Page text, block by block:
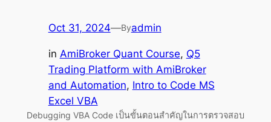
Oct 31, 2024—Byadmin
in AmiBroker Quant Course, Q5
Trading Platform with AmiBroker
and Automation, Intro to Code MS
Excel VBA
Debugging VBA Code เป็นขั้นตอนสำคัญในการตรวจสอบ